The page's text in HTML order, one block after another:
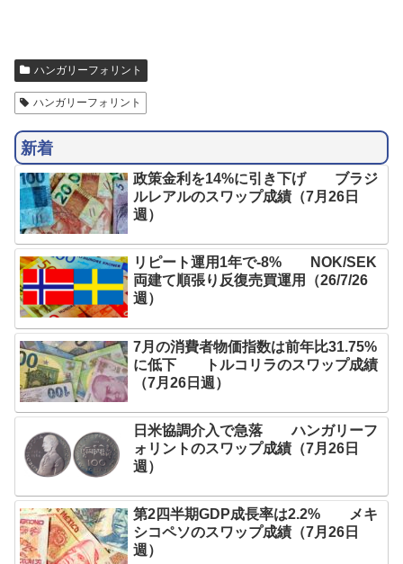
ハンガリーフォリント
ハンガリーフォリント
新着
政策金利を14%に引き下げ ブラジ
ルレアルのスワップ成績（7月26日
週）
リピート運用1年で-8% NOK/SEK
両建て順張り反復売買運用（26/7/26
週）
7月の消費者物価指数は前年比31.75%
に低下 トルコリラのスワップ成績
（7月26日週）
日米協調介入で急落 ハンガリーフ
ォリントのスワップ成績（7月26日
週）
第2四半期GDP成長率は2.2% メキ
シコペソのスワップ成績（7月26日
週）